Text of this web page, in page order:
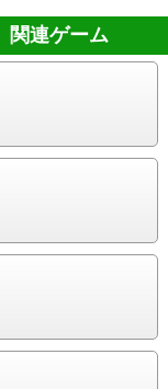
関連ゲーム